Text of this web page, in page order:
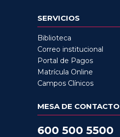
SERVICIOS
Biblioteca
Correo institucional
Portal de Pagos
Matrícula Online
Campos Clínicos
MESA DE CONTACTO
600 500 5500